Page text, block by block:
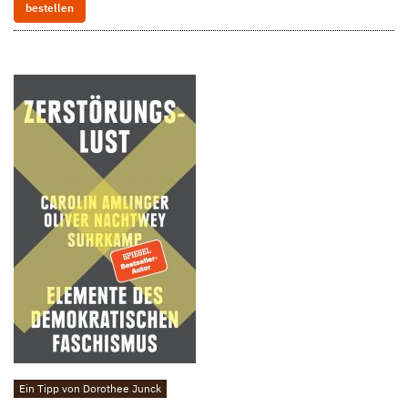
bestellen
Ein Tipp von Dorothee Junck